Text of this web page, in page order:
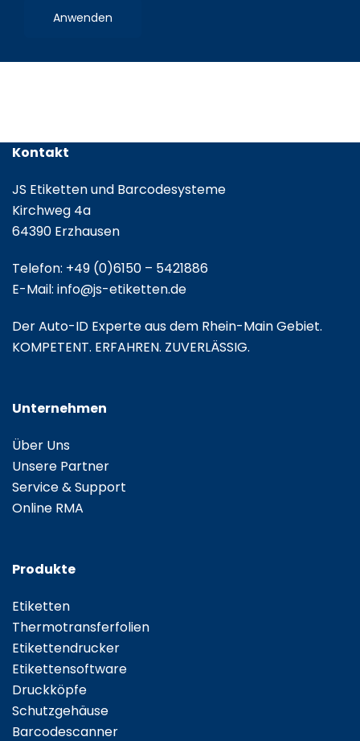
Etikettenrolle
Anwenden
Kontakt
JS Etiketten und Barcodesysteme
Kirchweg 4a
64390 Erzhausen
Telefon: +49 (0)6150 – 5421886
E-Mail: info@js-etiketten.de
Der Auto-ID Experte aus dem Rhein-Main Gebiet.
KOMPETENT. ERFAHREN. ZUVERLÄSSIG.
Unternehmen
Über Uns
Unsere Partner
Service & Support
Online RMA
Produkte
Etiketten
Thermotransferfolien
Etikettendrucker
Etikettensoftware
Druckköpfe
Schutzgehäuse
Barcodescanner